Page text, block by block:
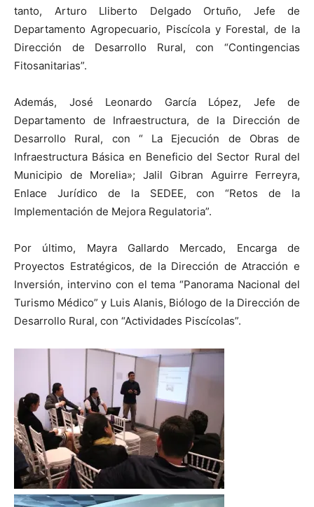
tanto, Arturo Lliberto Delgado Ortuño, Jefe de
Departamento Agropecuario, Piscícola y Forestal, de la
Dirección de Desarrollo Rural, con “Contingencias
Fitosanitarias”.
Además, José Leonardo García López, Jefe de
Departamento de Infraestructura, de la Dirección de
Desarrollo Rural, con “ La Ejecución de Obras de
Infraestructura Básica en Beneficio del Sector Rural del
Municipio de Morelia»; Jalil Gibran Aguirre Ferreyra,
Enlace Jurídico de la SEDEE, con “Retos de la
Implementación de Mejora Regulatoria”.
Por último, Mayra Gallardo Mercado, Encarga de
Proyectos Estratégicos, de la Dirección de Atracción e
Inversión, intervino con el tema “Panorama Nacional del
Turismo Médico” y Luis Alanis, Biólogo de la Dirección de
Desarrollo Rural, con “Actividades Piscícolas”.